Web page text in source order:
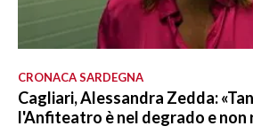
CRONACA SARDEGNA
Cagliari, Alessandra Zedda:
l'Anfiteatro è nel degrado e non